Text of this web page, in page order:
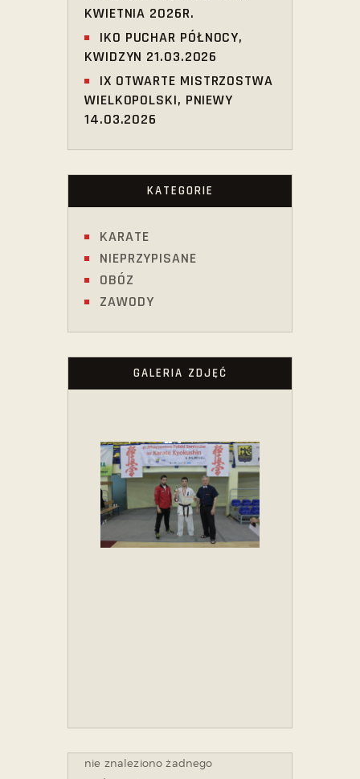
KWIETNIA 2026R.
IKO PUCHAR PÓŁNOCY,
KWIDZYN 21.03.2026
IX OTWARTE MISTRZOSTWA
WIELKOPOLSKI, PNIEWY
14.03.2026
KATEGORIE
KARATE
NIEPRZYPISANE
OBÓZ
ZAWODY
GALERIA ZDJĘĆ
nie znaleziono żadnego